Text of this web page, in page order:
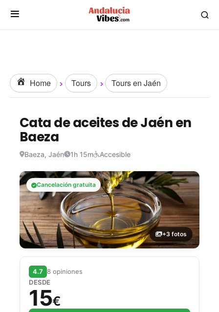
Home Tours Tours en Jaén
Cata de aceites de Jaén en
Baeza
Baeza, Jaén 1h 15m Accesible
Cancelación gratuita
+3 fotos
4.7 8 opiniones
DESDE
15€